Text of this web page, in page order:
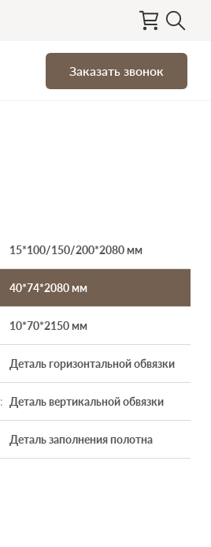
Заказать звонок
15*100/150/200*2080 мм
40*74*2080 мм
10*70*2150 мм
Деталь горизонтальной обвязки
: Деталь вертикальной обвязки
Деталь заполнения полотна